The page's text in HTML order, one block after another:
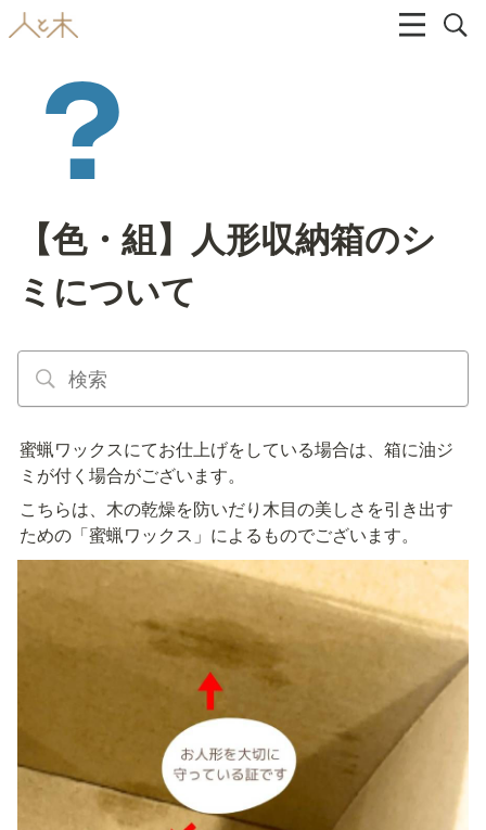
【色・組】人形収納箱のシ
ミについて
蜜蝋ワックスにてお仕上げをしている場合は、箱に油ジ
ミが付く場合がございます。
こちらは、木の乾燥を防いだり木目の美しさを引き出す
ための「蜜蝋ワックス」によるものでございます。